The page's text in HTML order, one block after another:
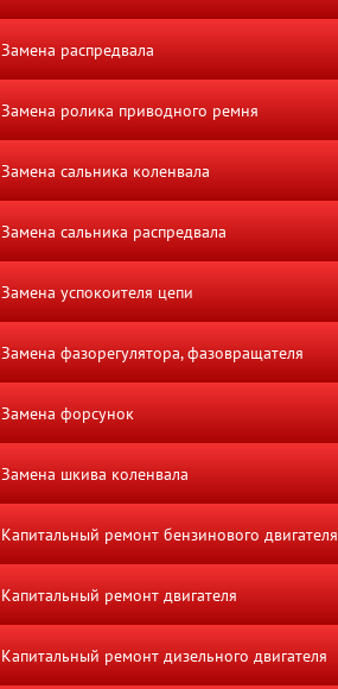
Замена распредвала
Замена ролика приводного ремня
Замена сальника коленвала
Замена сальника распредвала
Замена успокоителя цепи
Замена фазорегулятора, фазовращателя
Замена форсунок
Замена шкива коленвала
Капитальный ремонт бензинового двигателя
Капитальный ремонт двигателя
Капитальный ремонт дизельного двигателя